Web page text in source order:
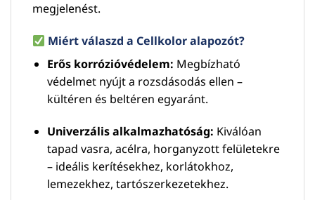
megjelenést.
Miért válaszd a Cellkolor alapozót?
Erős korrózióvédelem: Megbízható
védelmet nyújt a rozsdásodás ellen –
kültéren és beltéren egyaránt.
Univerzális alkalmazhatóság: Kiválóan
tapad vasra, acélra, horganyzott felületekre
– ideális kerítésekhez, korlátokhoz,
lemezekhez, tartószerkezetekhez.